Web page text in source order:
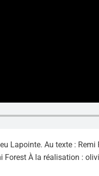
Lapointe. Au texte :
À la réalisation :